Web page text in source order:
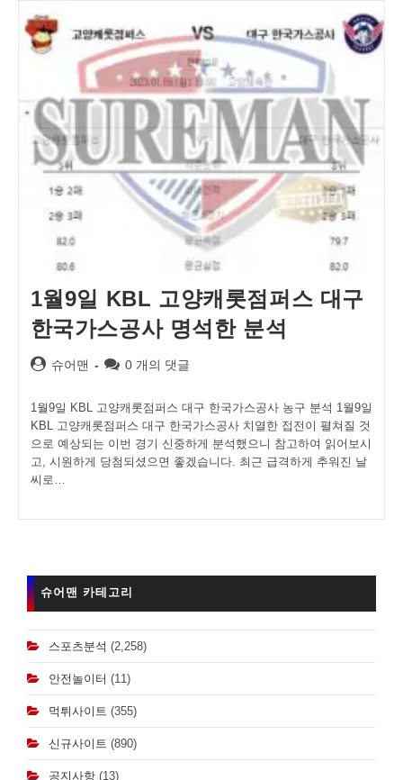
1월9일 KBL 고양캐롯점퍼스 대구
한국가스공사 명석한 분석
Post슈어맨
Post0 개의 댓글
1월9일 KBL 고양캐롯점퍼스 대구 한국가스공사 농구 분석 1월9일
KBL 고양캐롯점퍼스 대구 한국가스공사 치열한 접전이 펼쳐질 것
으로 예상되는 이번 경기 신중하게 분석했으니 참고하여 읽어보시
고, 시원하게 당첨되셨으면 좋겠습니다. 최근 급격하게 추워진 날
씨로…
슈어맨 카테고리
스포츠분석 (2,258)
안전놀이터 (11)
먹튀사이트 (355)
신규사이트 (890)
공지사항 (13)